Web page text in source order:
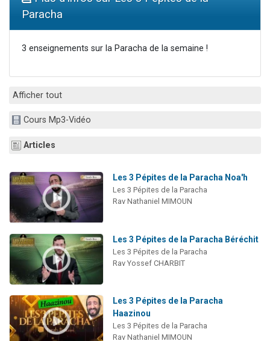
4 personnes viennent de nous rejoindre sur WhatsApp
Il reste 49 places pour étudier en groupe sur Zoom
Paracha
3 enseignements sur la Paracha de la semaine !
Afficher tout
Cours Mp3-Vidéo
Articles
Les 3 Pépites de la Paracha Noa'h
Les 3 Pépites de la Paracha
Rav Nathaniel MIMOUN
Les 3 Pépites de la Paracha Béréchit
Les 3 Pépites de la Paracha
Rav Yossef CHARBIT
Les 3 Pépites de la Paracha
Haazinou
Les 3 Pépites de la Paracha
Rav Nathaniel MIMOUN